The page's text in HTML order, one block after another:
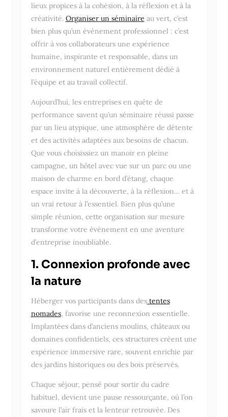
lieux propices à la cohésion, à la réflexion et à la
créativité. Organiser un séminaire au vert, c’est
bien plus qu’un événement professionnel : c’est
offrir à vos collaborateurs une expérience
humaine, inspirante et responsable, dans un
environnement naturel entièrement dédié à
l’équipe et au travail collectif.
Aujourd’hui, les entreprises en quête de
performance savent qu’un séminaire réussi passe
par un lieu atypique, une atmosphère de détente
et des activités adaptées aux besoins de chacun.
Que vous choisissiez un manoir en pleine
campagne, un hôtel avec vue sur un parc ou une
maison de charme en bord d’étang, chaque
espace invite à la découverte, à la réflexion… et à
un vrai retour à l’essentiel. Bien plus qu’une
simple réunion, cette organisation sur mesure
transforme votre événement en une aventure
d’entreprise inoubliable.
1. Connexion profonde avec
la nature
Héberger vos participants dans destentes
nomades, favorise une reconnexion essentielle.
Implantées dans d’anciens moulins, châteaux ou
domaines confidentiels, ces structures créent une
expérience immersive rare, souvent enrichie par
des jardins historiques ou des bois préservés.
Chaque séjour, pensé pour sortir du cadre
habituel, devient une pause ressourçante, où l’on
savoure l’air frais et la lenteur retrouvée. Des